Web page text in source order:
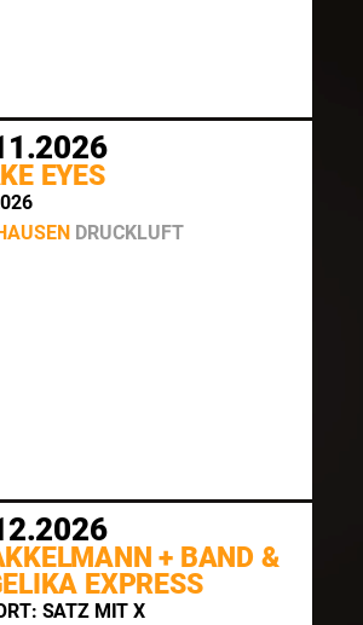
EYES
DRUCKLUFT
+ BAND &
EXPRESS
SATZ MIT X